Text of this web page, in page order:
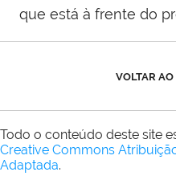
que está à frente do
VOLTAR AO
Todo o conteúdo deste site
Creative Commons
Adaptada.